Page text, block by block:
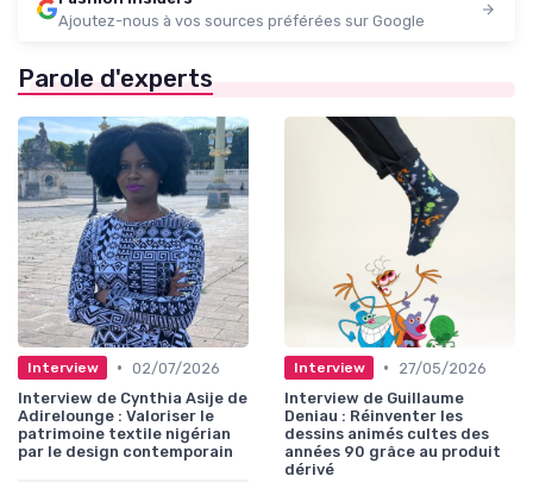
Ajoutez-nous à vos sources préférées sur Google
Parole d'experts
Interview • 02/07/2026
Interview de Cynthia Asije de
Adirelounge : Valoriser le
patrimoine textile nigérian
par le design contemporain
Interview •
27/05/2026
Interview de Guillaume
Deniau : Réinventer les
dessins animés cultes des
années 90 grâce au produit
dérivé